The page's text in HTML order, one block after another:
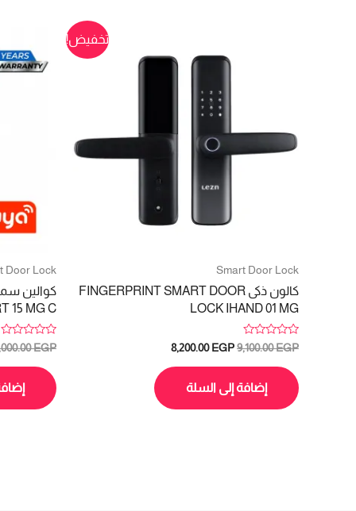
تخفيض!
Smart Door Lock
كالون ذكى FINGERPRINT SMART DOOR
LOCK IHAND 01 MG
تم
التقييم
من
5
9,100.00EGP
السعر
9,100.00 EGP.
8,200.00EGP
السعر
هو:
8,200.00 EGP.
إضافة إلى السلة
Door Lock
15 MG C
تم
التقييم
من
5
EGP